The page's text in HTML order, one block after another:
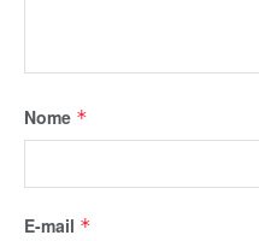
Nome *
E-mail *